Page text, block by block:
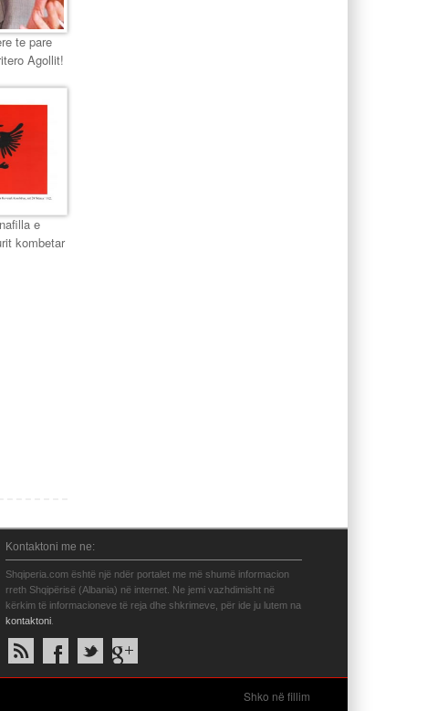
te pare
Agollit!
e
kombetar
Kontaktoni me ne:
Shqiperia.com është një ndër portalet me më shumë informacion
rreth Shqipërisë (Albania) në internet. Ne jemi vazhdimisht në
kërkim të informacioneve të reja dhe shkrimeve, për ide ju lutem na
kontaktoni
Shko në fillim